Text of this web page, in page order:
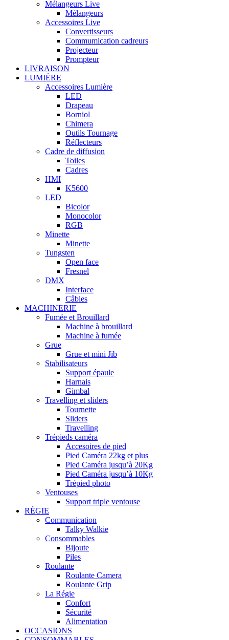
Mélangeurs Live
Mélangeurs
Accessoires Live
Convertisseurs
Commumication cadreurs
Projecteur
Prompteur
LIVRAISON
LUMIÈRE
Accessoires Lumière
LED
Drapeau
Borniol
Chimera
Outils Tournage
Réflecteurs
Cadre de diffusion
Toiles
Cadres
HMI
K5600
LED
Bicolor
Monocolor
RGB
Minette
Minette
Tungsten
Open face
Fresnel
DMX
Interface
Câbles
MACHINERIE
Fumée et Brouillard
Machine à brouillard
Machine à fumée
Grue
Grue et mini Jib
Stabilisateurs
Support épaule
Harnais
Gimbal
Travelling et sliders
Tournette
Sliders
Travelling
Trépieds caméra
Accesoires de pied
Pied Caméra 22kg et plus
Pied Caméra jusqu’à 20Kg
Pied Caméra jusqu’à 10Kg
Trépied photo
Ventouses
Support triple ventouse
RÉGIE
Communication
Talky Walkie
Consommables
Bijoute
Piles
Roulante
Roulante Camera
Roulante Grip
La Régie
Confort
Sécurité
Alimentation
OCCASIONS